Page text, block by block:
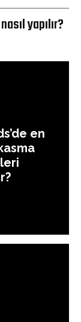
yapılır?
en